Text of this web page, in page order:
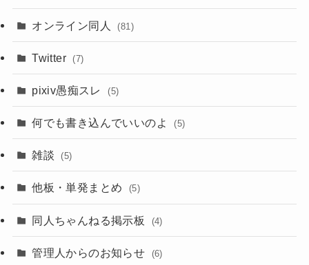
オンライン同人 (81)
Twitter (7)
pixiv愚痴スレ (5)
何でも書き込んでいいのよ (5)
雑談 (5)
他板・単発まとめ (5)
同人ちゃんねる掲示板 (4)
管理人からのお知らせ (6)